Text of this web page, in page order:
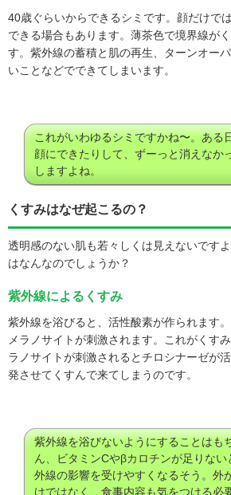
40歳ぐらいからできるシミです。顔だけで
できる場合もあります。薄茶色で境界線が
す。紫外線の蓄積と肌の再生、ターンオー
いことなどでできてしまいます。
これがいわゆるシミですかね〜。ある
顔にできたりして、ずーっと消えなか
しますよね。
くすみはなぜ起こるの？
透明感のない肌も若々しくは見えないです
はなんなのでしょうか？
紫外線によるくすみ
紫外線を浴びると、活性酸素が作られます
メラノサイトが刺激されます。これがくす
ラノサイトが刺激されるとチロシナーゼが
発させてくすんで来てしまうのです。
紫外線を浴びないようにすることはも
ん、ビタミンCやβカロチンが足りない
外線の影響を受けやすくなるそう。外
けではなく、食事内容も気をつける必